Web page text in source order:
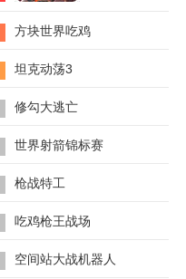
方块世界吃鸡
坦克动荡3
修勾大逃亡
世界射箭锦标赛
枪战特工
吃鸡枪王战场
空间站大战机器人